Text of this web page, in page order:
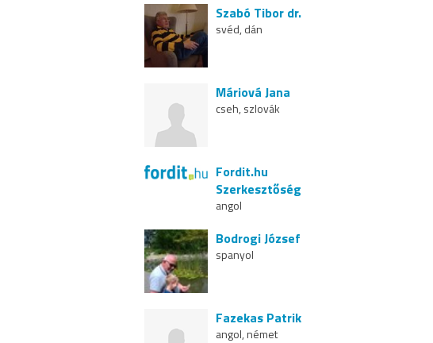
Szabó Tibor dr.
svéd, dán
Máriová Jana
cseh, szlovák
Fordit.hu
Szerkesztőség
angol
Bodrogi József
spanyol
Fazekas Patrik
angol, német